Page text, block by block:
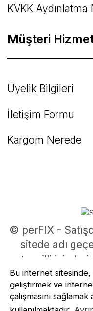
Bu internet sitesinde,
geliştirmek ve
çalışmasını
KVKK Aydınlatma
Müşteri
Üyelik Bilgileri
İletişim Formu
Kargom Nerede
© perFIX -
sitede adı
tescilli
parça